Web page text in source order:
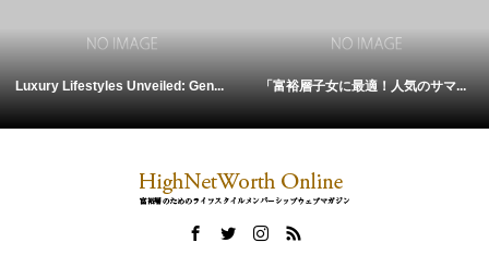
Luxury Lifestyles Unveiled: Gen... 「富裕層子女に最適！人気のサマ...